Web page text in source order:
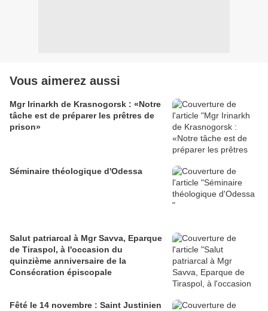
Vous aimerez aussi
Mgr Irinarkh de Krasnogorsk : «Notre
tâche est de préparer les prêtres de
prison»
Séminaire théologique d'Odessa
Salut patriarcal à Mgr Savva, Eparque
de Tiraspol, à l'occasion du
quinzième anniversaire de la
Consécration épiscopale
Fêté le 14 novembre : Saint Justinien